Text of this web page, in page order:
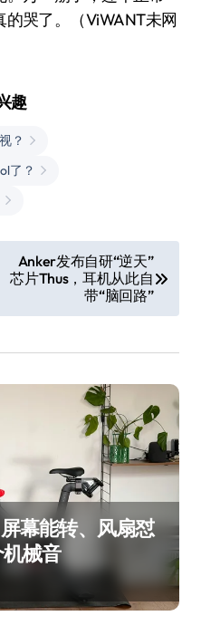
哭了。（ViWANT未网
趣
？
了？
Anker发布自研“逆天”
芯片Thus，耳机从此自
带“脑回路”
幕能转、风扇怼
械音